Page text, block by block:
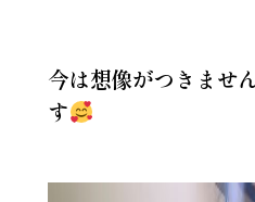
今は想像がつきませ
す